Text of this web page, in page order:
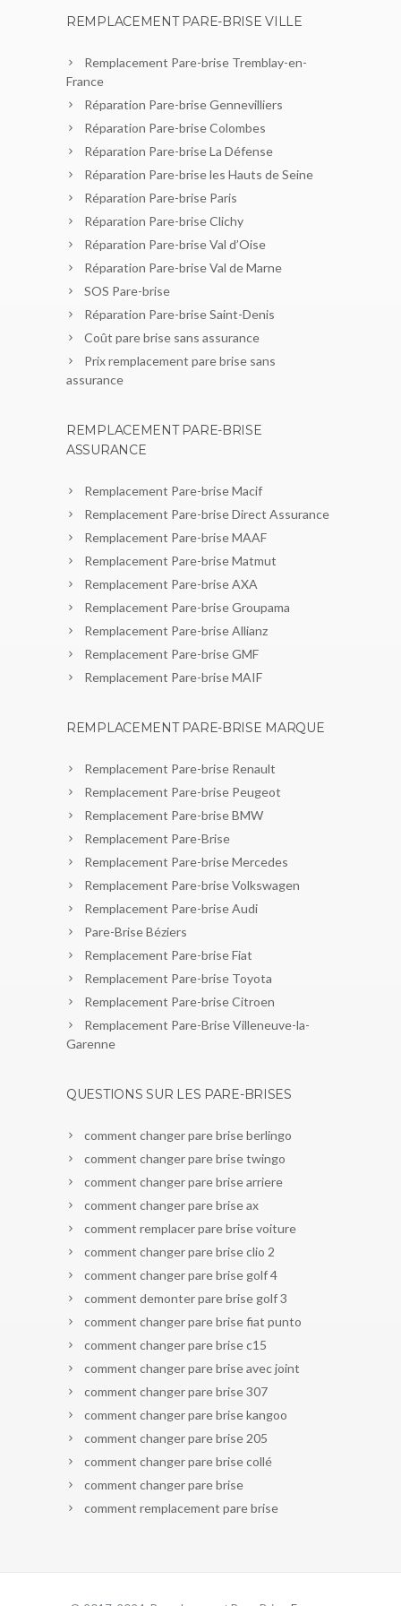
REMPLACEMENT PARE-BRISE VILLE
Remplacement Pare-brise Tremblay-en-
France
Réparation Pare-brise Gennevilliers
Réparation Pare-brise Colombes
Réparation Pare-brise La Défense
Réparation Pare-brise les Hauts de Seine
Réparation Pare-brise Paris
Réparation Pare-brise Clichy
Réparation Pare-brise Val d’Oise
Réparation Pare-brise Val de Marne
SOS Pare-brise
Réparation Pare-brise Saint-Denis
Coût pare brise sans assurance
Prix remplacement pare brise sans
assurance
REMPLACEMENT PARE-BRISE
ASSURANCE
Remplacement Pare-brise Macif
Remplacement Pare-brise Direct Assurance
Remplacement Pare-brise MAAF
Remplacement Pare-brise Matmut
Remplacement Pare-brise AXA
Remplacement Pare-brise Groupama
Remplacement Pare-brise Allianz
Remplacement Pare-brise GMF
Remplacement Pare-brise MAIF
REMPLACEMENT PARE-BRISE MARQUE
Remplacement Pare-brise Renault
Remplacement Pare-brise Peugeot
Remplacement Pare-brise BMW
Remplacement Pare-Brise
Remplacement Pare-brise Mercedes
Remplacement Pare-brise Volkswagen
Remplacement Pare-brise Audi
Pare-Brise Béziers
Remplacement Pare-brise Fiat
Remplacement Pare-brise Toyota
Remplacement Pare-brise Citroen
Remplacement Pare-Brise Villeneuve-la-
Garenne
QUESTIONS SUR LES PARE-BRISES
comment changer pare brise berlingo
comment changer pare brise twingo
comment changer pare brise arriere
comment changer pare brise ax
comment remplacer pare brise voiture
comment changer pare brise clio 2
comment changer pare brise golf 4
comment demonter pare brise golf 3
comment changer pare brise fiat punto
comment changer pare brise c15
comment changer pare brise avec joint
comment changer pare brise 307
comment changer pare brise kangoo
comment changer pare brise 205
comment changer pare brise collé
comment changer pare brise
comment remplacement pare brise